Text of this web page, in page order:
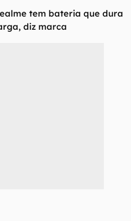
tem bateria que dura
diz marca